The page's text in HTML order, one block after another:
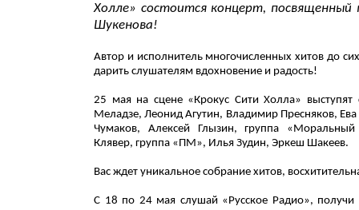
Холле» состоится концерт,
Шукенова!
Автор и исполнитель многочисленных хитов до
дарить слушателям вдохновение и радость!
25 мая на сцене «Крокус Сити Холла»
Меладзе, Леонид Агутин, Владимир Пресняков,
Чумаков, Алексей Глызин, группа
Клявер, группа «ПМ», Илья Зудин, Эркеш Шакеев.
Вас ждет уникальное собрание хитов,
С 18 по 24 мая слушай «Русское Радио»,